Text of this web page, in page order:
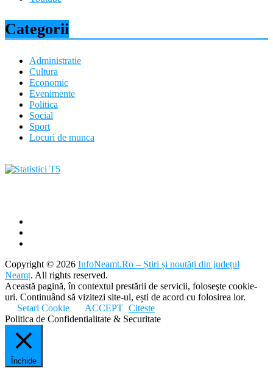
Categorii
Administratie
Cultura
Economic
Evenimente
Politica
Social
Sport
Locuri de munca
Copyright © 2026 InfoNeamt.Ro – Știri și noutăți din județul
Neamț. All rights reserved.
Această pagină, în contextul prestării de servicii, foloseşte cookie-
uri. Continuând să vizitezi site-ul, ești de acord cu folosirea lor.
Setari Cookie
ACCEPT Citeste
Politica de Confidentialitate & Securitate
Închide